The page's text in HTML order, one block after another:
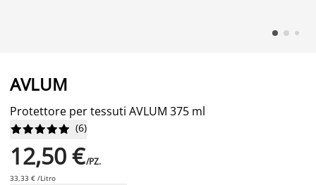
AVLUM
Protettore per tessuti AVLUM 375 ml





 (6)
12,50 €/PZ.
33,33 € /Litro